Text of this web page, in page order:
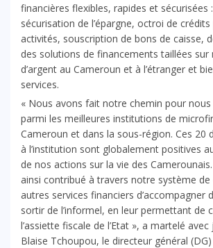
financières flexibles, rapides et sécurisées
sécurisation de l’épargne, octroi de
activités, souscription de bons de caisse,
des solutions de financements taillées
d’argent au Cameroun et à l’étranger et
services.
« Nous avons fait notre chemin pour nous
parmi les meilleures institutions de
Cameroun et dans la sous-région. Ces 20
à l’institution sont globalement positives
de nos actions sur la vie des
ainsi contribué à travers notre système
autres services financiers d’accompagner
sortir de l’informel, en leur permettant de
l’assiette fiscale de l’Etat », a martelé
Blaise Tchoupou, le directeur général (DG)